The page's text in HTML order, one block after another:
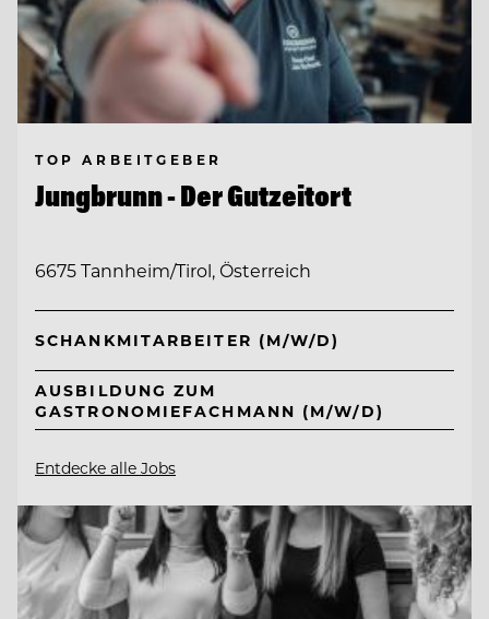
TOP ARBEITGEBER
Jungbrunn - Der Gutzeitort
6675 Tannheim/Tirol, Österreich
SCHANKMITARBEITER (M/W/D)
AUSBILDUNG ZUM
GASTRONOMIEFACHMANN (M/W/D)
Entdecke alle Jobs